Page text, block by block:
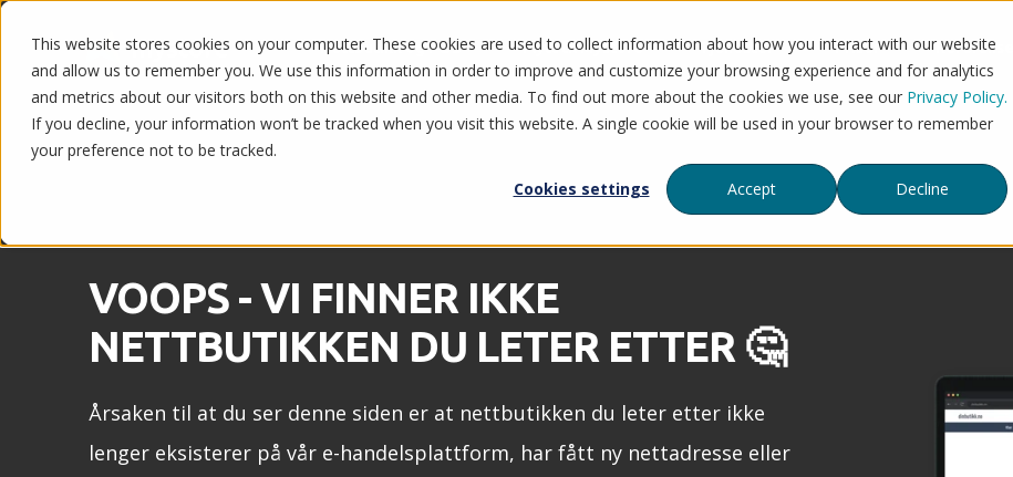
This website stores cookies on your computer. These cookies are used to collect information about how you interact with our website
and allow us to remember you. We use this information in order to improve and customize your browsing experience and for analytics
and metrics about our visitors both on this website and other media. To find out more about the cookies we use, see our Privacy Policy.
If you decline, your information won’t be tracked when you visit this website. A single cookie will be used in your browser to remember
your preference not to be tracked.
Cookies settings
Accept Decline
Nettbutikk og POS Flytt til Mystore Tjenester Priser Referanser
VOOPS - VI FINNER IKKE
NETTBUTIKKEN DU LETER ETTER 🤔
Årsaken til at du ser denne siden er at nettbutikken du leter etter ikke
lenger eksisterer på vår e-handelsplattform, har fått ny nettadresse eller